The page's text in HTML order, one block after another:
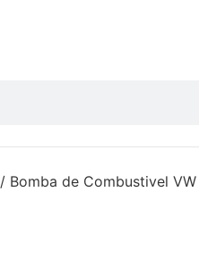
/ Bomba de Combustivel